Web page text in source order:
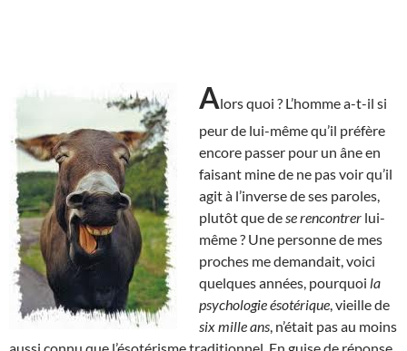
Alors quoi ? L’homme a-t-il si
peur de lui-même qu’il préfère
encore passer pour un âne en
faisant mine de ne pas voir qu’il
agit à l’inverse de ses paroles,
plutôt que de se rencontrer lui-
même ? Une personne de mes
proches me demandait, voici
quelques années, pourquoi la
psychologie ésotérique , vieille de
six mille ans , n’était pas au moins
aussi connu que l’ésotérisme traditionnel. En guise de réponse,